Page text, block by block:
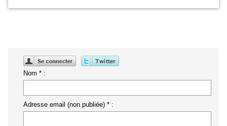
Nom * :
Adresse email (non publiée) * :